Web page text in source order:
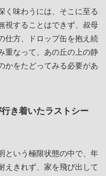
く味わうには、そこに至る
視することはできず、叔母
仕方、ドロップ缶を抱え続
重なって、あの丘の上の静
かをたどってみる必要があ
き着いたラストシー
という極限状態の中で、年
えきれず、家を飛び出して